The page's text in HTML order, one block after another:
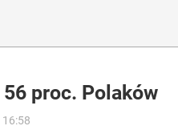
proc. Polaków
16:58